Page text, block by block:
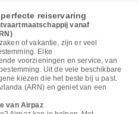
reiservaring
vanaf
of vakantie, zijn er veel
Elke
voorzieningen en service, van
Uit de vele beschikbare
kiezen die het beste bij u past.
(ARN) en geniet van een
van Airpaz